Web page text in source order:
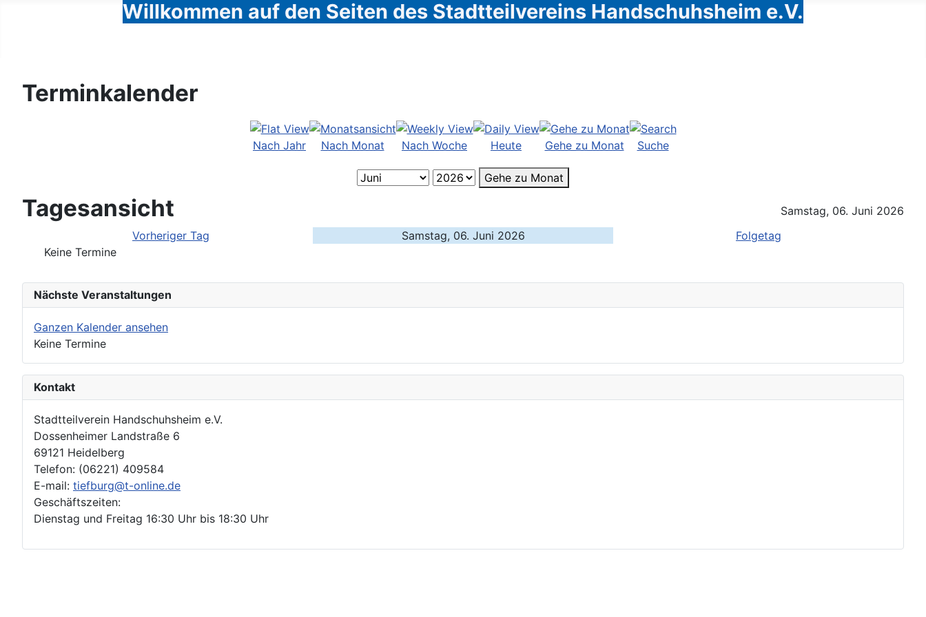
Willkommen auf den Seiten des Stadtteilvereins Handschuhsheim e.V.
Terminkalender
Nach Jahr Nach Monat Nach Woche Heute Gehe zu Monat Suche
Gehe zu Monat
Tagesansicht
Samstag, 06. Juni 2026
Vorheriger Tag
Samstag, 06. Juni 2026
Folgetag
Keine Termine
Nächste Veranstaltungen
Ganzen Kalender ansehen
Keine Termine
Kontakt
Stadtteilverein Handschuhsheim e.V.
Dossenheimer Landstraße 6
69121 Heidelberg
Telefon: (06221) 409584
E-mail: tiefburg@t-online.de
Geschäftszeiten:
Dienstag und Freitag 16:30 Uhr bis 18:30 Uhr